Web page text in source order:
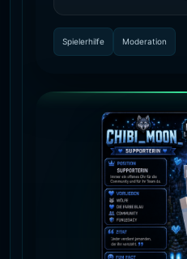
Spielerhilfe Moderation